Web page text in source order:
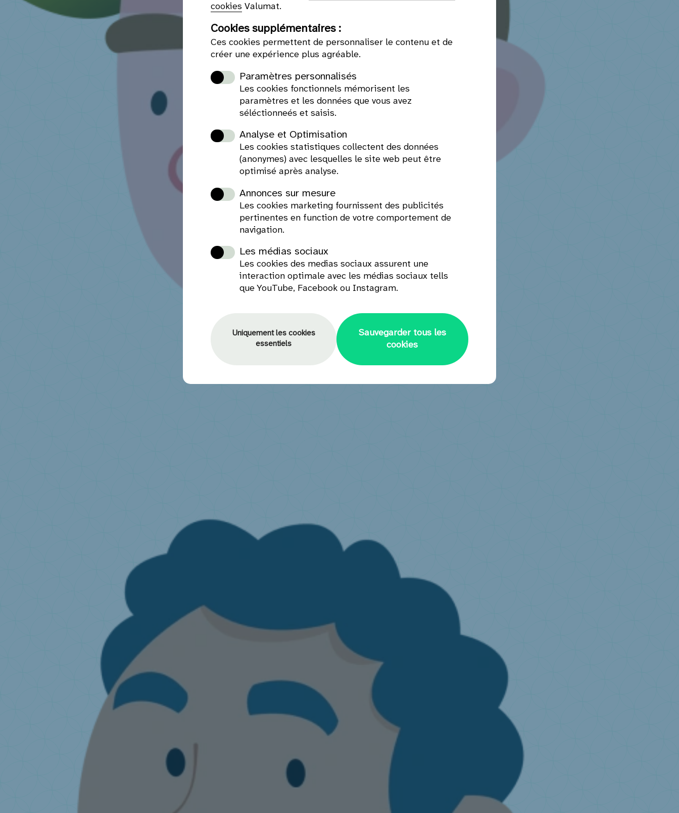
cookies Valumat.
Cookies supplémentaires :
Ces cookies permettent de personnaliser le contenu et de
créer une expérience plus agréable.
Paramètres personnalisés
Les cookies fonctionnels mémorisent les
paramètres et les données que vous avez
séléctionneés et saisis.
Analyse et Optimisation
Les cookies statistiques collectent des données
(anonymes) avec lesquelles le site web peut être
optimisé après analyse.
Annonces sur mesure
Les cookies marketing fournissent des publicités
pertinentes en function de votre comportement de
navigation.
Les médias sociaux
Les cookies des medias sociaux assurent une
interaction optimale avec les médias sociaux tells
que YouTube, Facebook ou Instagram.
Uniquement les cookies
essentiels
Sauvegarder tous les
cookies